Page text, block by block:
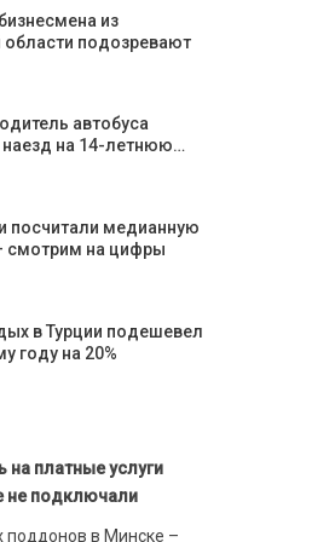
из
области подозревают
автобуса
на 14-летнюю…
посчитали медианную
смотрим на цифры
в Турции подешевел
году на 20%
платные услуги
не подключали
поддонов в Минске –